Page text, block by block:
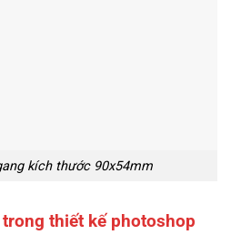
kích thước 90x54mm
thiết kế photoshop